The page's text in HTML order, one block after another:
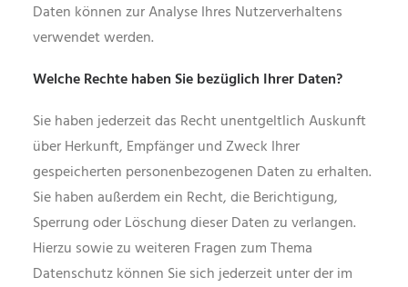
Daten können zur Analyse Ihres Nutzerverhaltens
verwendet werden.
Welche Rechte haben Sie bezüglich Ihrer Daten?
Sie haben jederzeit das Recht unentgeltlich Auskunft
über Herkunft, Empfänger und Zweck Ihrer
gespeicherten personenbezogenen Daten zu erhalten.
Sie haben außerdem ein Recht, die Berichtigung,
Sperrung oder Löschung dieser Daten zu verlangen.
Hierzu sowie zu weiteren Fragen zum Thema
Datenschutz können Sie sich jederzeit unter der im